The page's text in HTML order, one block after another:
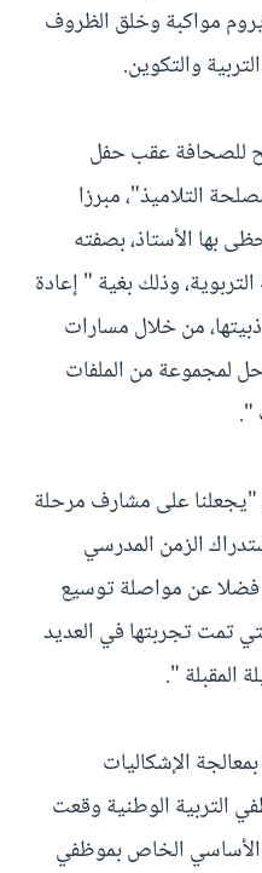
يروم مواكبة وخلق الظروف
والتكوين.
للصحافة عقب حفل
التلاميذ"، مبرزا
بها الأستاذ، بصفته
وذلك بغية " إعادة
من خلال مسارات
لمجموعة من الملفات
".
"يجعلنا على مشارف مرحلة
الزمن المدرسي
عن مواصلة توسيع
تمت تجربتها في العديد
المقبلة ".
الإشكاليات
التربية الوطنية وقعت
الأساسي الخاص بموظفي